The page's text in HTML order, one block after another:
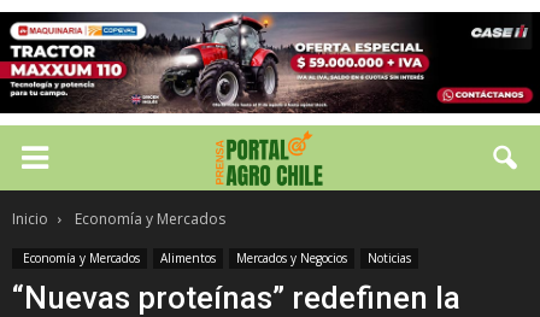
Inicio Economía y Mercados
Economía y Mercados Alimentos Mercados y Negocios Noticias
“Nuevas proteínas” redefinen la